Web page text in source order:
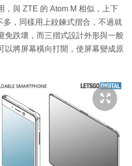
，與 ZTE 的 Atom M 相似，上下
多，同樣用上鉸鍊式摺合，不過就
免跌壞，而三摺式設計外形與一般
以將屏幕橫向打開，使屏幕變成原